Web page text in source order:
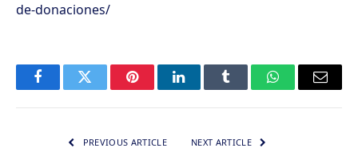
de-donaciones/
FacebookTwitter PinterestLinkedInTumblr WhatsAppEmail
PREVIOUS ARTICLE NEXT ARTICLE